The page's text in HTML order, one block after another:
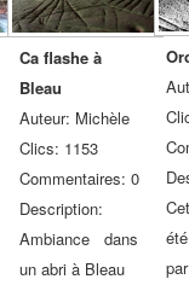
Ca flashe à
Bleau
Auteur: Michèle
Clics: 1153
Commentaires: 0
Description:
Ambiance dans
un abri à Bleau